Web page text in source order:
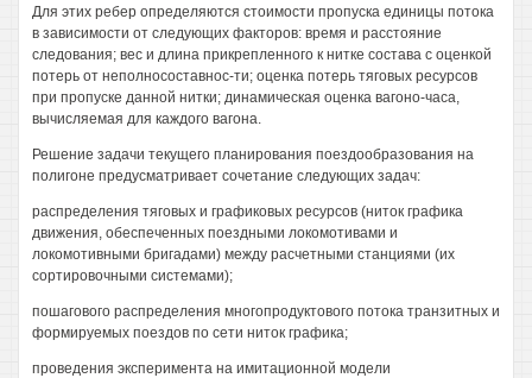
Для этих ребер определяются стоимости пропуска единицы потока
в зависимости от следующих факторов: время и расстояние
следования; вес и длина прикрепленного к нитке состава с оценкой
потерь от неполносоставнос-ти; оценка потерь тяговых ресурсов
при пропуске данной нитки; динамическая оценка вагоно-часа,
вычисляемая для каждого вагона.
Решение задачи текущего планирования поездообразования на
полигоне предусматривает сочетание следующих задач:
распределения тяговых и графиковых ресурсов (ниток графика
движения, обеспеченных поездными локомотивами и
локомотивными бригадами) между расчетными станциями (их
сортировочными системами);
пошагового распределения многопродуктового потока транзитных и
формируемых поездов по сети ниток графика;
проведения эксперимента на имитационной модели